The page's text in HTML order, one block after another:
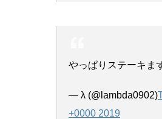
やっぱりステーキま
— λ (@lambda0902)
+0000 2019